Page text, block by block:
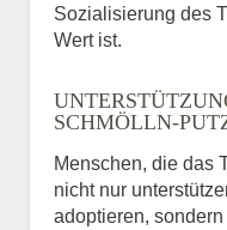
Sozialisierung des
Wert ist.
SCHMÖLLN-
Menschen, die das
nicht nur
adoptieren,